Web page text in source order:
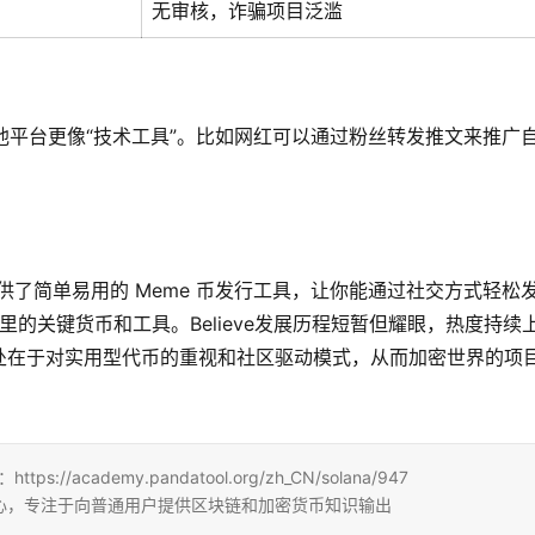
无审核，诈骗项目泛滥
台更像“技术工具”。比如网红可以通过粉丝转发推文来推广
简单易用的 Meme 币发行工具，让你能通过社交方式轻松
的关键货币和工具。Believe发展历程短暂但耀眼，热度持续
于对实用型代币的重视和社区驱动模式，从而加密世界的项
https://academy.pandatool.org/zh_CN/solana/947
专注于向普通用户提供区块链和加密货币知识输出